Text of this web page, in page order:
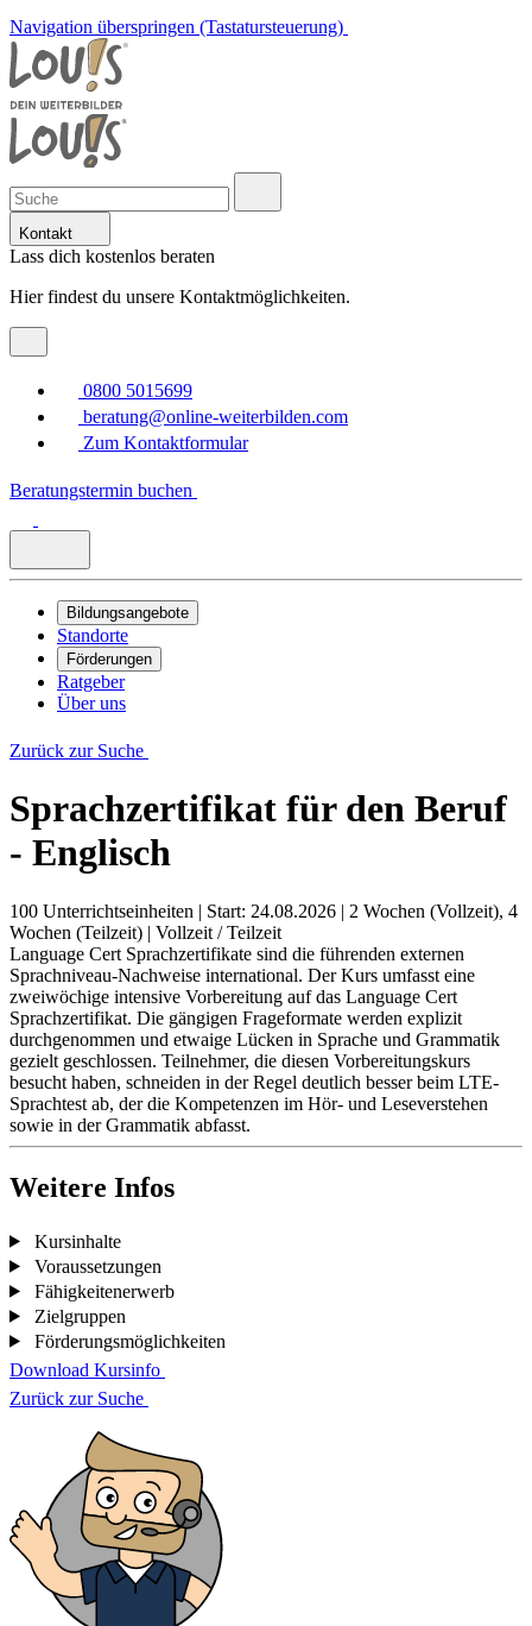
Navigation überspringen (Tastatursteuerung)
Kontakt
Lass dich kostenlos beraten
Hier findest du unsere Kontaktmöglichkeiten.
0800 5015699
beratung@online-weiterbilden.com
Zum Kontaktformular
Beratungstermin buchen
Bildungsangebote
Standorte
Förderungen
Ratgeber
Über uns
Zurück zur Suche
Sprachzertifikat für den Beruf
- Englisch
100 Unterrichtseinheiten | Start: 24.08.2026 | 2 Wochen (Vollzeit), 4
Wochen (Teilzeit) | Vollzeit / Teilzeit
Language Cert Sprachzertifikate sind die führenden externen
Sprachniveau-Nachweise international. Der Kurs umfasst eine
zweiwöchige intensive Vorbereitung auf das Language Cert
Sprachzertifikat. Die gängigen Frageformate werden explizit
durchgenommen und etwaige Lücken in Sprache und Grammatik
gezielt geschlossen. Teilnehmer, die diesen Vorbereitungskurs
besucht haben, schneiden in der Regel deutlich besser beim LTE-
Sprachtest ab, der die Kompetenzen im Hör- und Leseverstehen
sowie in der Grammatik abfasst.
Weitere Infos
Kursinhalte
Voraussetzungen
Fähigkeitenerwerb
Zielgruppen
Förderungsmöglichkeiten
Download Kursinfo
Zurück zur Suche